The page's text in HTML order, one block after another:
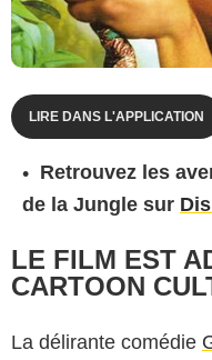
LIRE DANS L'APPLICATION
Retrouvez les
de la Jungle sur
LE FILM EST
CARTOON
La délirante comédie